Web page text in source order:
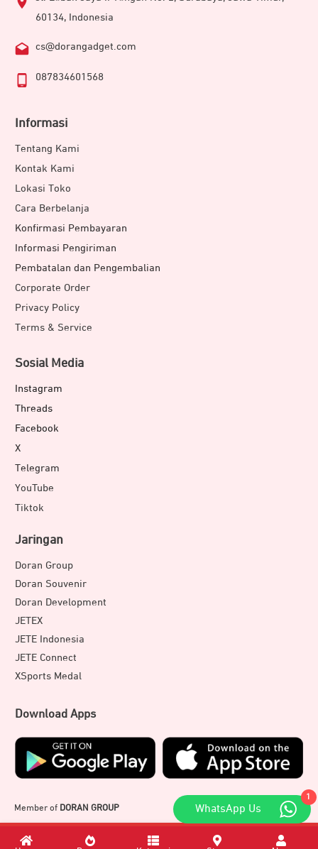
60134, Indonesia
cs@dorangadget.com
087834601568
Informasi
Tentang Kami
Kontak Kami
Lokasi Toko
Cara Berbelanja
Konfirmasi Pembayaran
Informasi Pengiriman
Pembatalan dan Pengembalian
Corporate Order
Privacy Policy
Terms & Service
Sosial Media
Instagram
Threads
Facebook
X
Telegram
YouTube
Tiktok
Jaringan
Doran Group
Doran Souvenir
Doran Development
JETEX
JETE Indonesia
JETE Connect
XSports Medal
Download Apps
Member of DORAN GROUP
1
WhatsApp Us